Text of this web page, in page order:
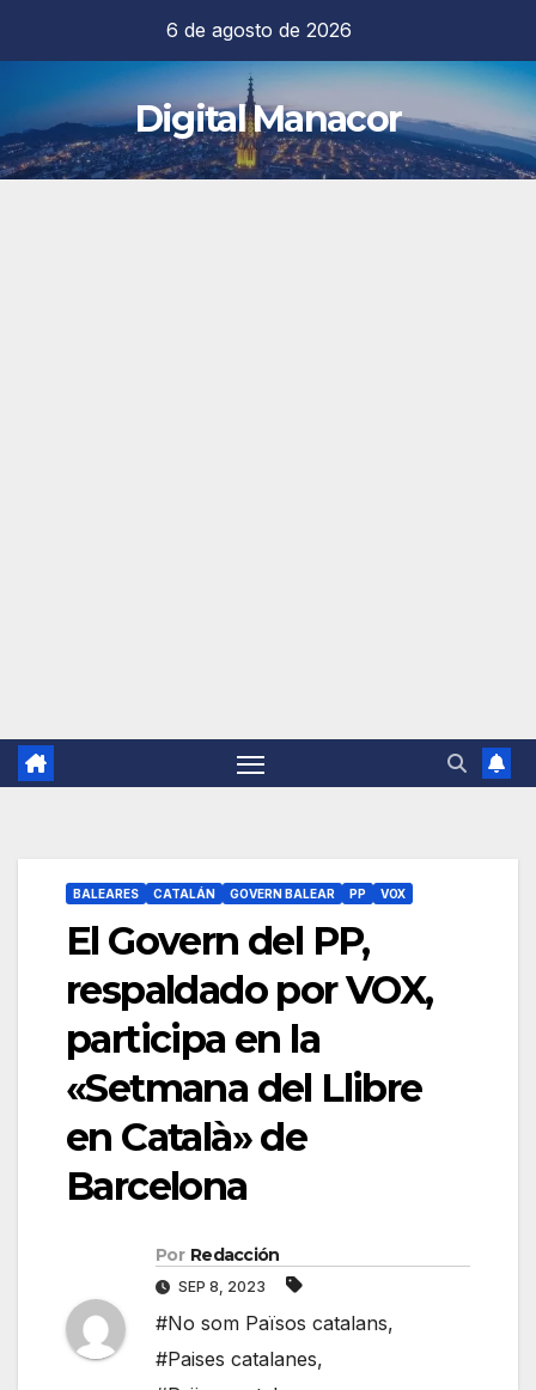
contenido
6 de agosto de 2026
Digital Manacor
BALEARES CATALÁN GOVERN BALEAR PP VOX
El Govern del PP,
respaldado por VOX,
participa en la
«Setmana del Llibre
en Català» de
Barcelona
Por Redacción
SEP 8, 2023
#No som Països catalans,
#Paises catalanes,